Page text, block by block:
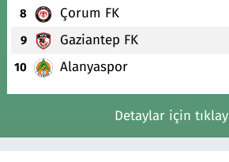
8 Çorum FK
9 Gaziantep FK
10 Alanyaspor
Detaylar için